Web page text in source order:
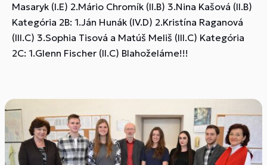
Masaryk (I.E) 2.Mário Chromík (II.B) 3.Nina Kašová (II.B)
Kategória 2B: 1.Ján Hunák (IV.D) 2.Kristína Raganová
(III.C) 3.Sophia Tisová a Matúš Meliš (III.C) Kategória
2C: 1.Glenn Fischer (II.C) Blahoželáme!!!